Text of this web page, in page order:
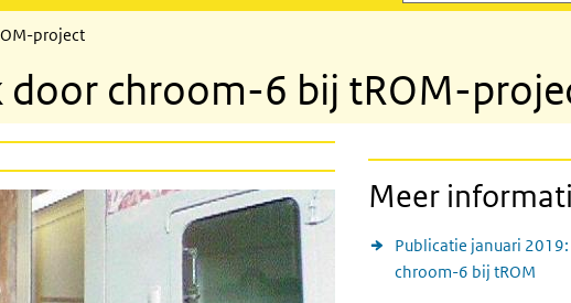
project
door chroom-6 bij tROM-
Meer
Publicatie januari
chroom-6 bij tROM